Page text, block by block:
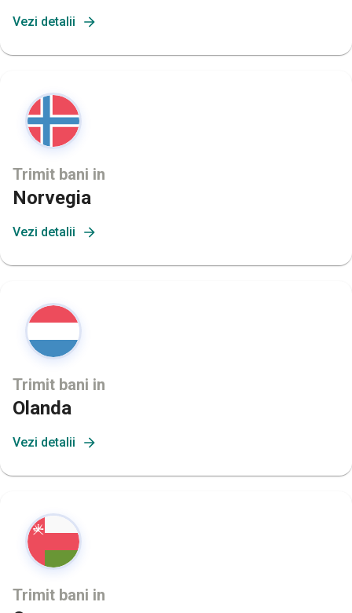
Vezi detalii
Trimit bani in
Norvegia
Vezi detalii
Trimit bani in
Olanda
Vezi detalii
Trimit bani in